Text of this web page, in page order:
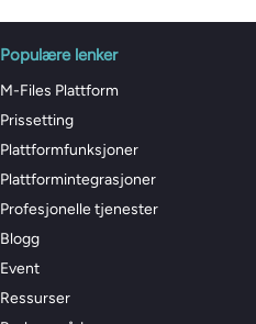
Populære lenker
M-Files Plattform
Prissetting
Plattformfunksjoner
Plattformintegrasjoner
Profesjonelle tjenester
Blogg
Event
Ressurser